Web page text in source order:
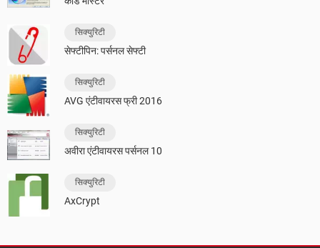
सिक्युरिटी
सेफ्टीपिन: पर्सनल सेफ्टी
सिक्युरिटी
AVG एंटीवायरस फ्री 2016
सिक्युरिटी
अवीरा एंटीवायरस पर्सनल 10
सिक्युरिटी
AxCrypt